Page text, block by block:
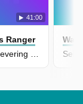
41:00
Ranger